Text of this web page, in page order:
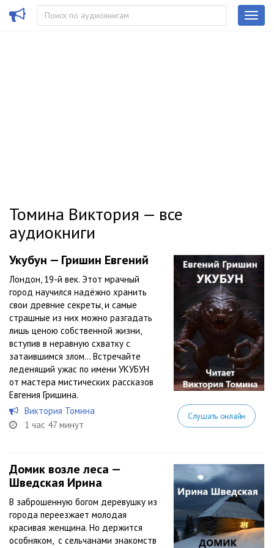
Томина Виктория — все
аудиокниги
Укубун — Гришин Евгений
Лондон, 19-й век. Этот мрачный
город научился надёжно хранить
свои древние секреты, и самые
страшные из них можно разгадать
лишь ценою собственной жизни,
вступив в неравную схватку с
затаившимся злом… Встречайте
леденящий ужас по имени УКУБУН
от мастера мистических рассказов
Евгения Гришина.
Виктория Томина
1 час 47 минут
Слушать онлайн
Домик возле леса —
Шведская Ирина
В заброшенную богом деревушку из
города переезжает молодая
красивая женщина. Но держится
особняком, с сельчанами знакомств